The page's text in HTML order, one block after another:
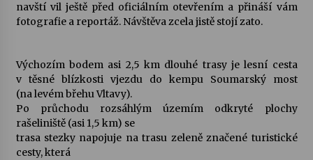
Letní koncerty ve Stromovce: Kolchoz a
Votavžatský ploty
23. 7. 2026
navští vil ještě před oficiálním otevřením a přináší vám
fotografie a reportáž. Návštěva zcela jistě stojí zato.
Výchozím bodem asi 2,5 km dlouhé trasy je lesní cesta
v těsné blízkosti vjezdu do kempu Soumarský most
(na levém břehu Vltavy).
Po průchodu rozsáhlým územím odkryté plochy
rašeliniště (asi 1,5 km) se
trasa stezky napojuje na trasu zeleně značené turistické
cesty, která